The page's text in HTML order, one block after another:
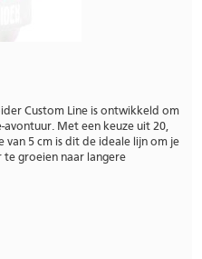
Custom Line is ontwikkeld om
avontuur. Met een keuze uit 20,
5 cm is dit de ideale lijn om je
groeien naar langere